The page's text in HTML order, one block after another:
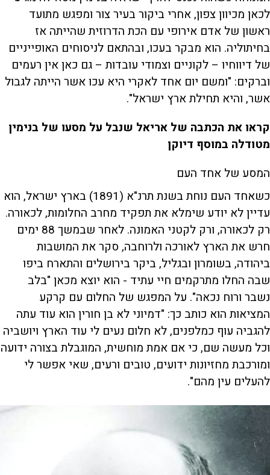
לכאן מכיוון צפון, אחרי ביקור בעיר צור ומפגש מתועד
ראשון של אדם אירופי עם הכת הדרוזית שהייתה אז
בחיתוליה. הוא מבקר בעכו, ובהתאם לניסוחים האופייניים
של דיווחיו – לקוניים וצמודי עובדות – גם כאן אין רעמים
וברקים: "ומשם יום אחד לאקרי היא עכו אשר הייתה לגבול
אשר, והיא תחילת ארץ ישראל".
קראו את הכתבה של אריאל שנבל על מסעו של בנימין
מטודלה במוסף דיוקן
המסע של אחד העם
כשאחד העם נוחת בשנת תרנ"א (1891) בארץ ישראל, הוא
עדיין לא יודע שימלא את תפקיד מחרב החלומות, לכאורה.
רק לכאורה, ורק לקטני האמונה. לאחר שבמשך 88 ימים
חרש את הארץ לאורכה ולרוחבה, סקר את המושבות
ביהודה, בשומרון ובגליל, ביקר בירושלים והתארח ביפו
שבה החלו מתרקמים חיי עתיד - הוא יוצא מכאן "בלב
נשבר ורוח נכאה". על המפגש של החלום עם קרקע
המציאות הוא כותב כך: "דמיוני לא בן חורין הוא עוד עתה
להגביה עוף כמלפנים, לא חלום נעים לי עוד הארץ ויושביה
וכל מעשה שם, כי אם אמת מוחשית, המוגבלת בצורה ידועה
ומורכבת מחזיונות ידועים, טובים ורעים, שאי אפשר לי
להעלים עין מהם".